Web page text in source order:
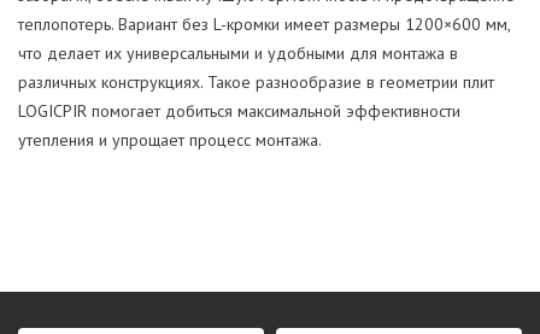
теплопотерь. Вариант без L-кромки имеет размеры 1200×600 мм,
что делает их универсальными и удобными для монтажа в
различных конструкциях. Такое разнообразие в геометрии плит
LOGICPIR помогает добиться максимальной эффективности
утепления и упрощает процесс монтажа.